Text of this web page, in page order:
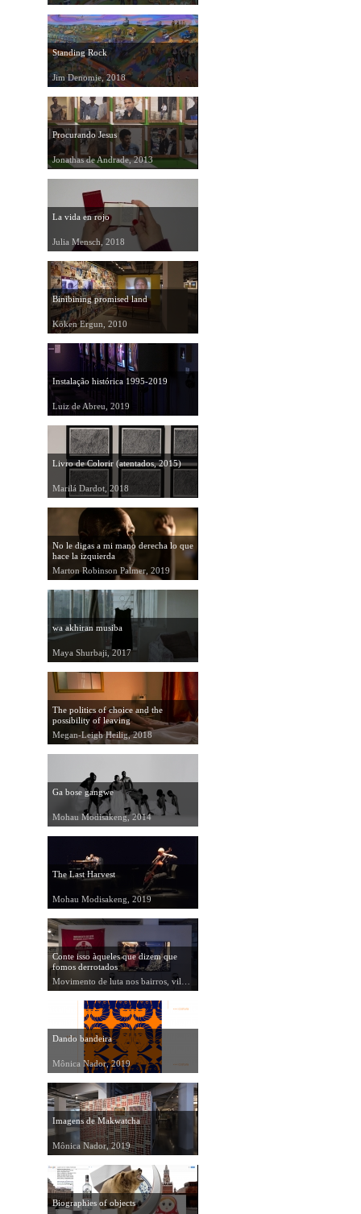
Standing Rock
Jim Denomie, 2018
Procurando Jesus
Jonathas de Andrade, 2013
La vida en rojo
Julia Mensch, 2018
Binibining promised land
Köken Ergun, 2010
Instalação histórica 1995-2019
Luiz de Abreu, 2019
Livro de Colorir (atentados, 2015)
Marilá Dardot, 2018
No le digas a mi mano derecha lo que
hace la izquierda
Marton Robinson Palmer, 2019
wa akhiran musiba
Maya Shurbaji, 2017
The politics of choice and the
possibility of leaving
Megan-Leigh Heilig, 2018
Ga bose gangwe
Mohau Modisakeng, 2014
The Last Harvest
Mohau Modisakeng, 2019
Conte isso àqueles que dizem que
fomos derrotados
Dando bandeira
Mônica Nador, 2019
Imagens de Makwatcha
Mônica Nador, 2019
Biographies of objects